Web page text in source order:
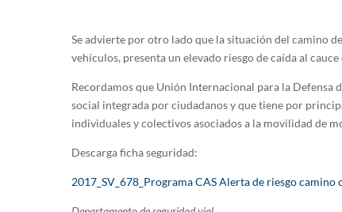
Se advierte por otro lado que la situación del camino
vehículos, presenta un elevado riesgo de caída al cauce
Recordamos que Unión Internacional para la
social integrada por ciudadanos y que tiene por
individuales y colectivos asociados a la movilidad de
Descarga ficha seguridad:
2017_SV_678_Programa CAS Alerta de riesgo camino